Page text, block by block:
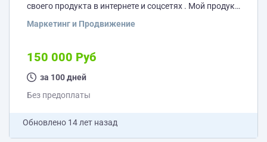
своего продукта в интернете и соцсетях . Мой продукт
Нужно : привлечь внимание клиентов и получить
сделки . На данный момент готов отдавать до 30% с
каждого клиента . Стоимость...
Маркетинг и Продвижение
150 000 Руб
за 100 дней
Без предоплаты
Обновлено 14 лет назад